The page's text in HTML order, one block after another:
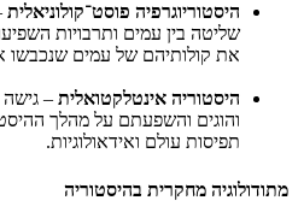
היסטוריוגרפיה פוסט־קולוניאלית
שליטה בין עמים ותרבויות
את קולותיהם של עמים שנכבשו
היסטוריה אינטלקטואלית –
והוגים והשפעתם על מהלך
תפיסות עולם ואידאולוגיות.
מתודולוגיה מחקרית בהיסטוריה